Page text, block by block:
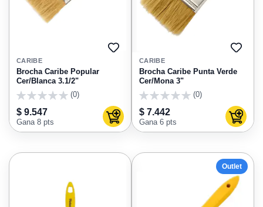
AGREGAR
FAVORITOS
CARIBE
Brocha Caribe Popular
Cer/Blanca 3.1/2"
(0)
$ 9.547
Gana 8 pts Agregar al carrito
CARIBE
Brocha Caribe Punta Verde
Cer/Mona 3"
(0)
$ 7.442
Gana 6 pts
Outlet